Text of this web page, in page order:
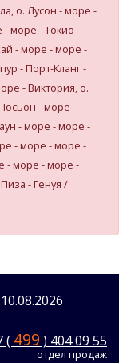
о. Лусон - море -
- море - Токио -
- море - море -
- Порт-Кланг -
- Виктория, о.
- море -
- море - море -
- море - море -
- море - море -
- Генуя /
( 499 ) 404 09 55
отдел продаж